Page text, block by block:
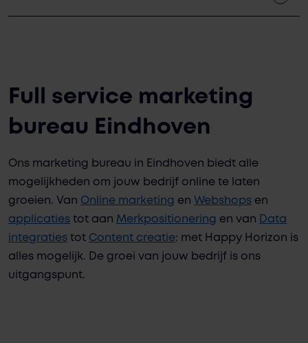
Full service marketing
bureau Eindhoven
Ons marketing bureau in Eindhoven biedt alle
mogelijkheden om jouw bedrijf online te laten
groeien. Van Online marketing en Webshops en
applicaties tot aan Merkpositionering en van
Data
integraties tot Content creatie: met Happy Horizon is
alles mogelijk. De groei van jouw bedrijf is ons
uitgangspunt.